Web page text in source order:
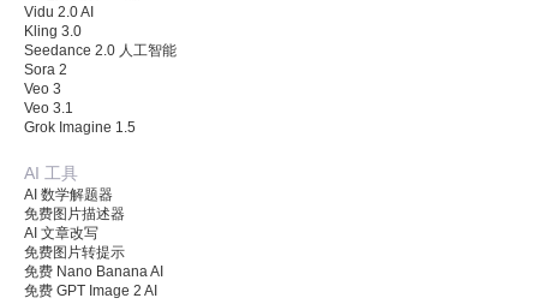
Vidu 2.0 AI
Kling 3.0
Seedance 2.0 人工智能
Sora 2
Veo 3
Veo 3.1
Grok Imagine 1.5
AI 工具
AI 数学解题器
免费图片描述器
AI 文章改写
免费图片转提示
免费 Nano Banana AI
免费 GPT Image 2 AI